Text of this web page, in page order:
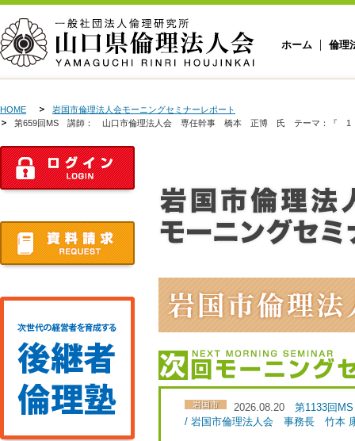
ホーム 倫理
HOME
岩国市倫理法人会モーニングセミナーレポート
第659回MS 講師： 山口市倫理法人会 専任幹事 橋本 正博 氏 テーマ：『 1
岩国市 2026.08.20
第1133回
/ 岩国市倫理法人会 事務長 竹本